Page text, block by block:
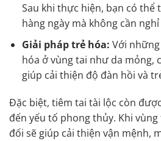
Sau khi thực hiện, bạn có thể
hàng ngày mà không cần
Giải pháp trẻ hóa: Với
hóa ở vùng tai như da mỏng,
giúp cải thiện độ đàn hồi và
Đặc biệt, tiêm tai tài lộc còn
đến yếu tố phong thủy. Khi
đối sẽ giúp cải thiện vận mệnh,